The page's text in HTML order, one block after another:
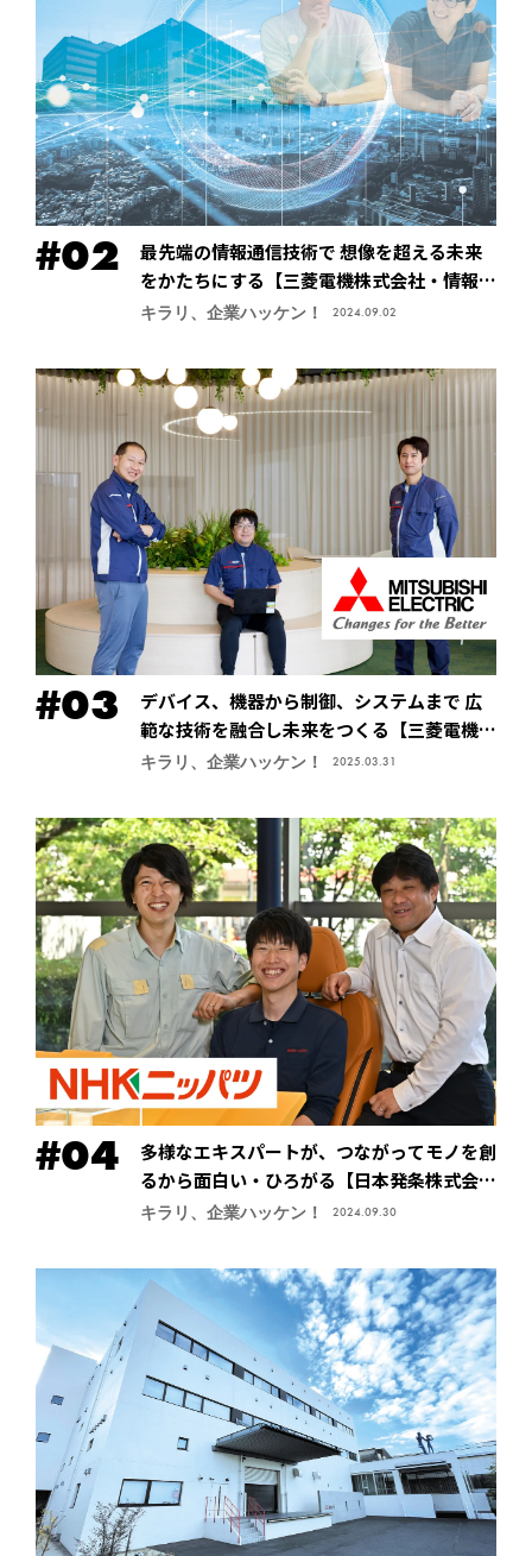
最先端の情報通信技術で 想像を超える未来
をかたちにする【三菱電機株式会社・情報技
術総合研究所】
キラリ、企業ハッケン！ 2024.09.02
デバイス、機器から制御、システムまで 広
範な技術を融合し未来をつくる【三菱電機株
式会社・先端技術総合研究所】
キラリ、企業ハッケン！ 2025.03.31
多様なエキスパートが、つながってモノを創
るから面白い・ひろがる【日本発条株式会社
（ニッパツ）】
キラリ、企業ハッケン！ 2024.09.30